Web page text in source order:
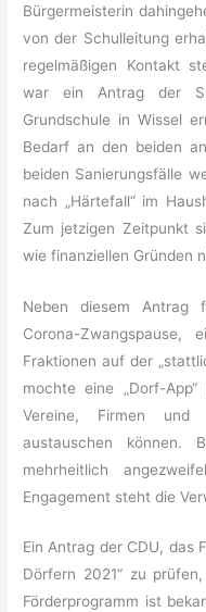
Bürgermeisterin
von der Schulleitung
regelmäßigen Kontakt
war ein Antrag der
Grundschule in Wissel
Bedarf an den beiden
beiden Sanierungsfälle
nach „Härtefall“ im
Zum jetzigen Zeitpunkt
wie finanziellen Gründen
Neben diesem Antrag
Corona-Zwangspause,
Fraktionen auf der
mochte eine „Dorf-
Vereine, Firmen und
austauschen können.
mehrheitlich
Engagement steht die
Ein Antrag der CDU, das
Dörfern 2021“ zu
Förderprogramm ist